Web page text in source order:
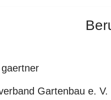
Gartenbau e.